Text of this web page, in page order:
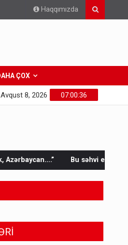
Haqqımızda
ÇOX
07:00:38
8, 2026
səhvi edənlər yayda daha çox